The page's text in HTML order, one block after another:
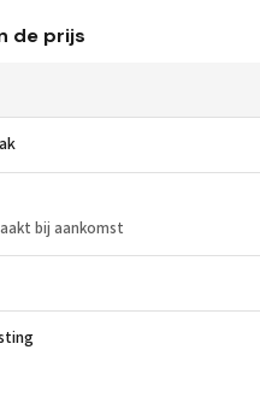
de prijs
bij aankomst